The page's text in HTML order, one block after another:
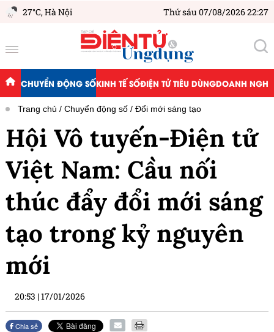
27°C,Hà Nội Thứ sáu 07/08/2026 22:27
CHUYỂN ĐỘNG SỐKINH TẾ SỐĐIỆN TỬ TIÊU DÙNGDOANH
Trang chủ Chuyển động số Đổi mới sáng tạo
Hội Vô tuyến-Điện tử
Việt Nam: Cầu nối
thúc đẩy đổi mới sáng
tạo trong kỷ nguyên
mới
20:53 |17/01/2026
Chia sẻ